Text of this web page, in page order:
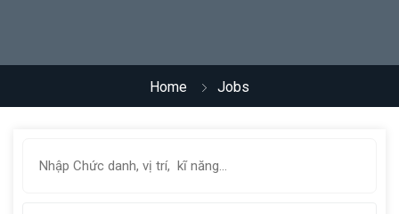
Home Jobs